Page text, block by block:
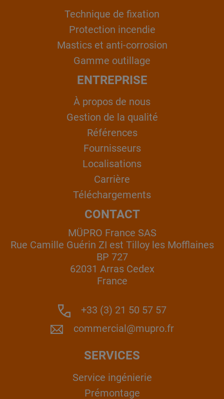
Technique de fixation
Protection incendie
Mastics et anti-corrosion
Gamme outillage
ENTREPRISE
À propos de nous
Gestion de la qualité
Références
Fournisseurs
Localisations
Carrière
Téléchargements
CONTACT
MÜPRO France SAS
Rue Camille Guérin ZI est Tilloy les Mofflaines
BP 727
62031 Arras Cedex
France
+33 (3) 21 50 57 57
commercial@mupro.fr
SERVICES
Service ingénierie
Prémontage